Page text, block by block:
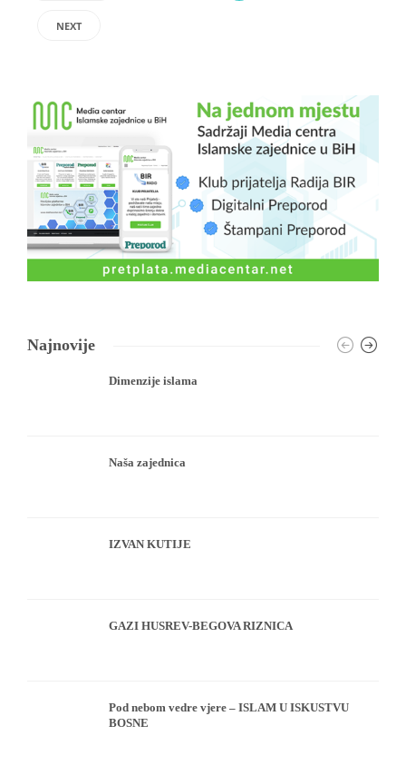
NEXT
Najnovije
Dimenzije islama
Naša zajednica
IZVAN KUTIJE
GAZI HUSREV-BEGOVA RIZNICA
Pod nebom vedre vjere – ISLAM U ISKUSTVU
BOSNE